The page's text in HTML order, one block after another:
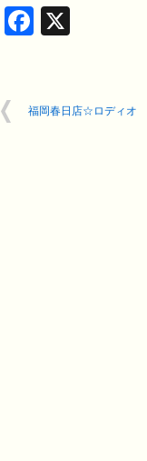
Facebook
福岡春日店☆ロディオ